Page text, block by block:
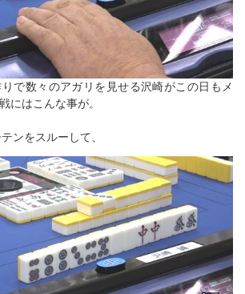
で数々のアガリを見せる沢崎がこの日もメ
にはこんな事が。
ンをスルーして、